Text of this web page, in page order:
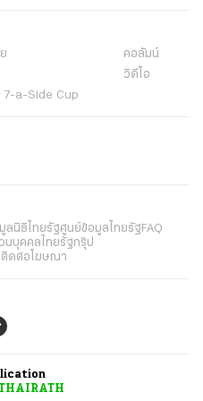
คอลัมน์
วิดีโอ
7-a-Side Cup
มูลนิธิไทยรัฐศูนย์ข้อมูลไทยรัฐFAQ
นบุคคลไทยรัฐกรุ๊ป
ติดต่อโฆษณา